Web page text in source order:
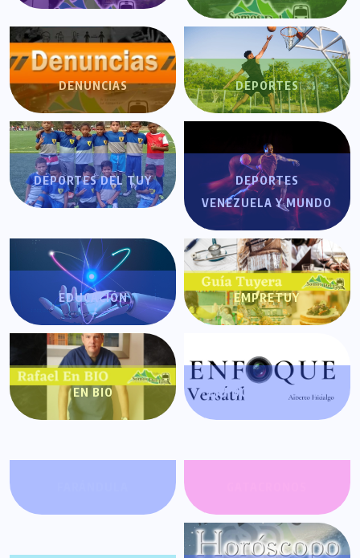
DENUNCIAS DEPORTES
DEPORTES DEL TUY
DEPORTES
VENEZUELA Y MUNDO
EDUCACIÓN EMPRETUY
EN BIO ENFOQUE VERSÁTIL